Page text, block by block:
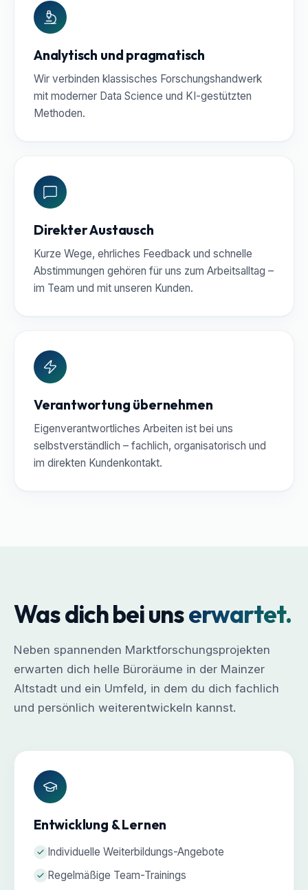
Analytisch und pragmatisch
Wir verbinden klassisches Forschungshandwerk
mit moderner Data Science und KI-gestützten
Methoden.
Direkter Austausch
Kurze Wege, ehrliches Feedback und schnelle
Abstimmungen gehören für uns zum Arbeitsalltag –
im Team und mit unseren Kunden.
Verantwortung übernehmen
Eigenverantwortliches Arbeiten ist bei uns
selbstverständlich – fachlich, organisatorisch und
im direkten Kundenkontakt.
Was dich bei unserwartet.
Neben spannenden Marktforschungsprojekten
erwarten dich helle Büroräume in der Mainzer
Altstadt und ein Umfeld, in dem du dich fachlich
und persönlich weiterentwickeln kannst.
Entwicklung & Lernen
Individuelle Weiterbildungs-Angebote
Regelmäßige Team-Trainings